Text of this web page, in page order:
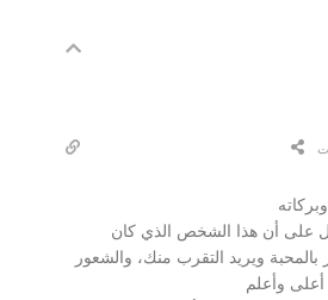
على أن هذا الشخص الذي كان
ويريد التقرب منك، والشعور
أعلى وأعلم